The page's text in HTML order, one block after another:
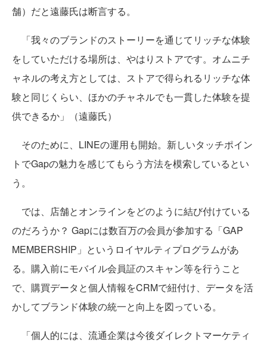
舗）だと遠藤氏は断言する。
「我々のブランドのストーリーを通じてリッチな体験
をしていただける場所は、やはりストアです。オムニチ
ャネルの考え方としては、ストアで得られるリッチな体
験と同じくらい、ほかのチャネルでも一貫した体験を提
供できるか」（遠藤氏）
そのために、LINEの運用も開始。新しいタッチポイン
トでGapの魅力を感じてもらう方法を模索しているとい
う。
では、店舗とオンラインをどのように結び付けている
のだろうか？ Gapには数百万の会員が参加する「GAP
MEMBERSHIP」というロイヤルティプログラムがあ
る。購入前にモバイル会員証のスキャン等を行うこと
で、購買データと個人情報をCRMで紐付け、データを活
かしてブランド体験の統一と向上を図っている。
「個人的には、流通企業は今後ダイレクトマーケティ